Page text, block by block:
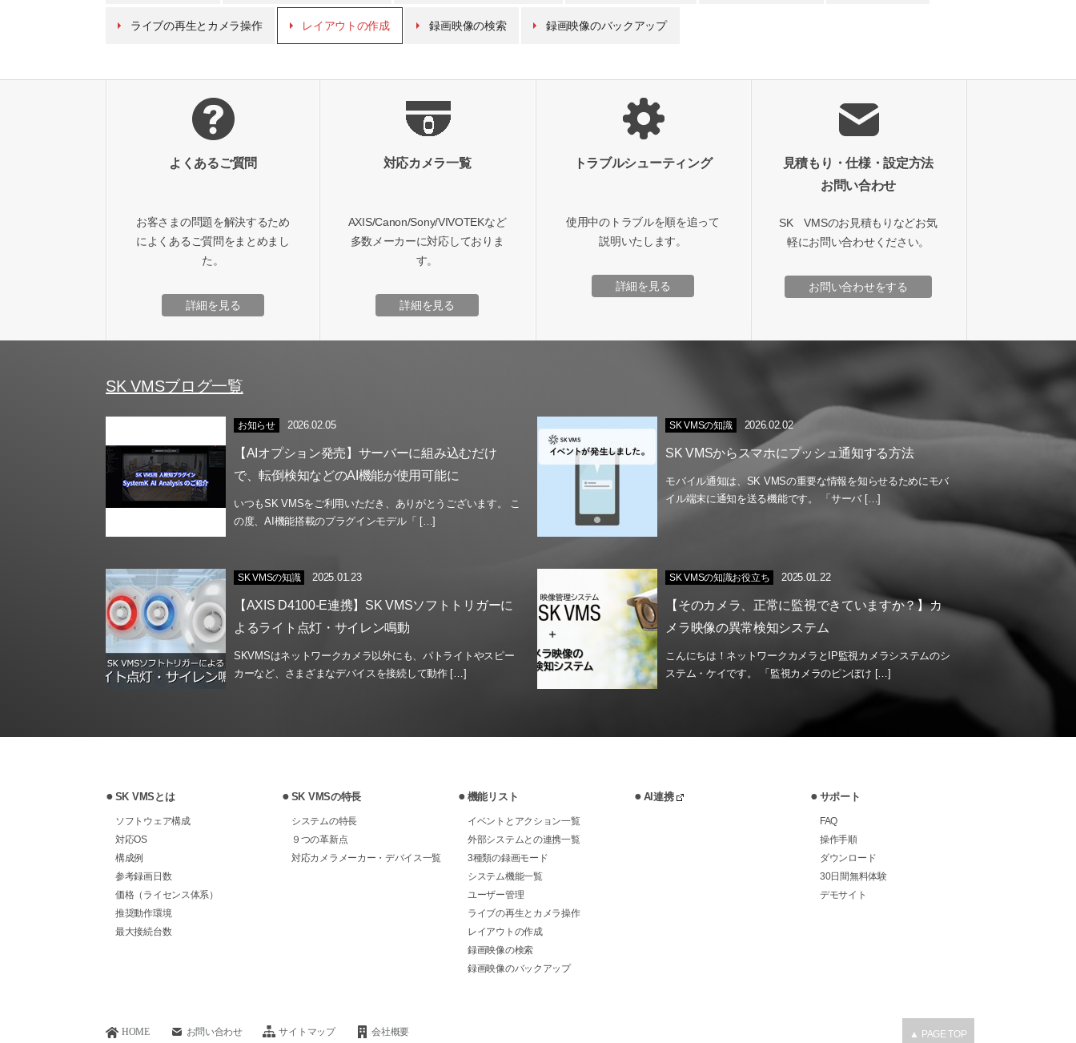
ライブの再生とカメラ操作 レイアウトの作成 録画映像の検索 録画映像のバックアップ
よくあるご質問
お客さまの問題を解決するため
によくあるご質問をまとめまし
た。
詳細を見る
対応カメラ一覧
AXIS/Canon/Sony/VIVOTEKなど
多数メーカーに対応しておりま
す。
詳細を見る
トラブルシューティング
使用中のトラブルを順を追って
説明いたします。
詳細を見る
見積もり・仕様・設定方法
お問い合わせ
SK VMSのお見積もりなどお気
軽にお問い合わせください。
お問い合わせをする
SK VMSブログ一覧
お知らせ 2026.02.05
【AIオプション発売】サーバーに組み込むだけ
で、転倒検知などのAI機能が使用可能に
いつもSK VMSをご利用いただき、ありがとうございます。 こ
の度、AI機能搭載のプラグインモデル「 […]
SK VMSの知識 2026.02.02
SK VMSからスマホにプッシュ通知する方法
モバイル通知は、SK VMSの重要な情報を知らせるためにモバ
イル端末に通知を送る機能です。 「サーバ […]
SK VMSの知識 2025.01.23
【AXIS D4100-E連携】SK VMSソフトトリガーに
よるライト点灯・サイレン鳴動
SKVMSはネットワークカメラ以外にも、パトライトやスピー
カーなど、さまざまなデバイスを接続して動作 […]
SK VMSの知識お役立ち 2025.01.22
【そのカメラ、正常に監視できていますか？】カ
メラ映像の異常検知システム
こんにちは！ネットワークカメラとIP監視カメラシステムのシ
ステム・ケイです。 「監視カメラのピンぼけ […]
SK VMSとは
ソフトウェア構成
対応OS
構成例
参考録画日数
価格（ライセンス体系）
推奨動作環境
最大接続台数
SK VMSの特長
システムの特長
９つの革新点
対応カメラメーカー・デバイス一覧
機能リスト
イベントとアクション一覧
外部システムとの連携一覧
3種類の録画モード
システム機能一覧
ユーザー管理
ライブの再生とカメラ操作
レイアウトの作成
録画映像の検索
録画映像のバックアップ
AI連携 サポート
FAQ
操作手順
ダウンロード
30日間無料体験
デモサイト
HOME お問い合わせ サイトマップ 会社概要 ▲ PAGE TOP